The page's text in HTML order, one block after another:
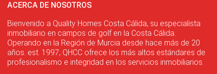
ACERCA DE NOSOTROS
Bienvenido a Quality Homes Costa Cálida, su especialista
inmobiliario en campos de golf en la Costa Cálida.
Operando en la Región de Murcia desde hace más de 20
años. est. 1997, QHCC ofrece los más altos estándares de
profesionalismo e integridad en los servicios inmobiliarios.